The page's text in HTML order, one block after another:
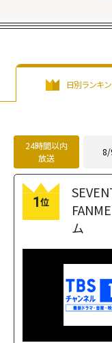
height="203"
igh">
width="304"
loading="lazy"
fetchpriority="h
igh">
リアム・チャン
もが羨む夫婦
像"が反響を呼ん
だ「私の完璧な
height="203"
loading="lazy"
fetchpriority="h
igh">
日別ランキ
24時間以内
放送
8/
1位
ム